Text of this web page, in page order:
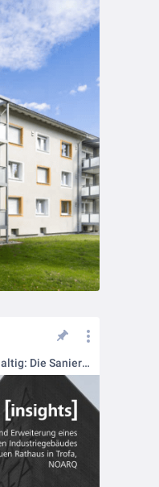
Beeindruckend und nachhaltig: Die Sanierung des Rathauses in Trofa 🏫